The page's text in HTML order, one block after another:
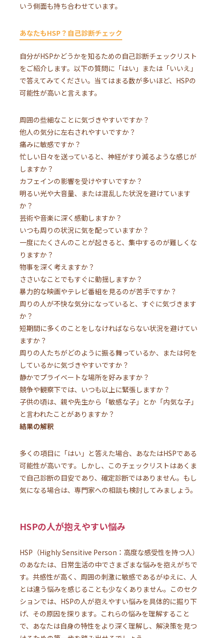
いう側面も持ち合わせています。
あなたもHSP？自己診断チェック
自分がHSPかどうかを知るための自己診断チェックリスト
をご紹介します。以下の質問に「はい」または「いいえ」
で答えてみてください。当てはまる数が多いほど、HSPの
可能性が高いと言えます。
周囲の些細なことに気づきやすいですか？
他人の気分に左右されやすいですか？
痛みに敏感ですか？
忙しい日々を送っていると、神経がすり減るような感じが
しますか？
カフェインの影響を受けやすいですか？
明るい光や大音量、または混乱した状況を避けています
か？
芸術や音楽に深く感動しますか？
いつも周りの状況に気を配っていますか？
一度にたくさんのことが起きると、集中するのが難しくな
りますか？
物事を深く考えますか？
ささいなことでもすぐに動揺しますか？
暴力的な映画やテレビ番組を見るのが苦手ですか？
周りの人が不快な気分になっていると、すぐに気づきます
か？
短期間に多くのことをしなければならない状況を避けてい
ますか？
周りの人たちがどのように振る舞っているか、または何を
しているかに気づきやすいですか？
静かでプライベートな場所を好みますか？
競争や観察下では、いつも以上に緊張しますか？
子供の頃は、親や先生から「敏感な子」とか「内気な子」
と言われたことがありますか？
結果の解釈
多くの項目に「はい」と答えた場合、あなたはHSPである
可能性が高いです。しかし、このチェックリストはあくま
で自己診断の目安であり、確定診断ではありません。もし
気になる場合は、専門家への相談も検討してみましょう。
HSPの人が抱えやすい悩み
HSP（Highly Sensitive Person：高度な感受性を持つ人）
のあなたは、日常生活の中でさまざまな悩みを抱えがちで
す。共感性が高く、周囲の刺激に敏感であるがゆえに、人
とは違う悩みを感じることも少なくありません。このセク
ションでは、HSPの人が抱えやすい悩みを具体的に掘り下
げ、その原因を探ります。これらの悩みを理解すること
で、あなたは自身の特性をより深く理解し、解決策を見つ